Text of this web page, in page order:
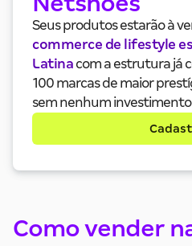
Seus produtos estarão à
commerce de lifestyle
Latina com a estrutura já
100 marcas de maior
sem nenhum
Como vender